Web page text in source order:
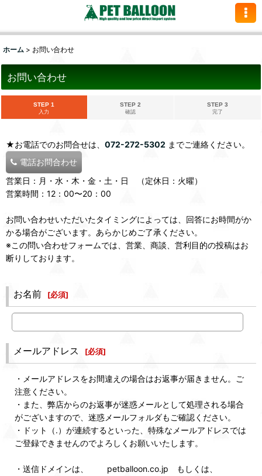
ホーム > お問い合わせ
お問い合わせ
STEP 1
入力
STEP 2
確認
STEP 3
完了
★お電話でのお問合せは、 072-272-5302 までご連絡ください。
電話お問合わせ
営業日：月・水・木・金・土・日 （定休日：火曜）
営業時間：12：00〜20：00
お問い合わせいただいたタイミングによっては、回答にお時間がか
かる場合がございます。あらかじめご了承ください。
※この問い合わせフォームでは、営業、商談、営利目的の投稿はお
断りしております。
お名前 [必須]
メールアドレス [必須]
・メールアドレスをお間違えの場合はお返事が届きません。ご
注意ください。
・また、弊店からのお返事が迷惑メールとして処理される場合
がございますので、迷惑メールフォルダもご確認ください。
・ドット（.）が連続するといった、特殊なメールアドレスでは
ご登録できませんのでよろしくお願いいたします。
・送信ドメインは、 petballoon.co.jp もしくは、